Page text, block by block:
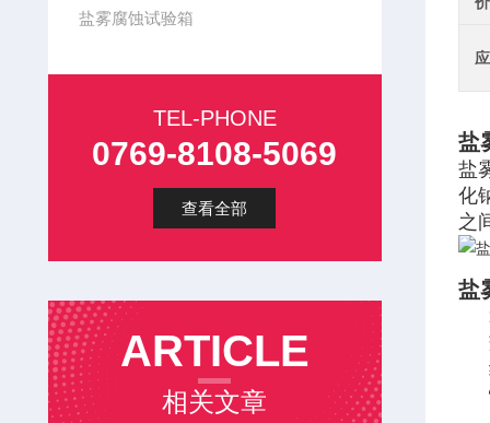
盐雾腐蚀试验箱
TEL-PHONE
0769-8108-5069
查看全部
ARTICLE
相关文章
盐
盐
化
之
盐